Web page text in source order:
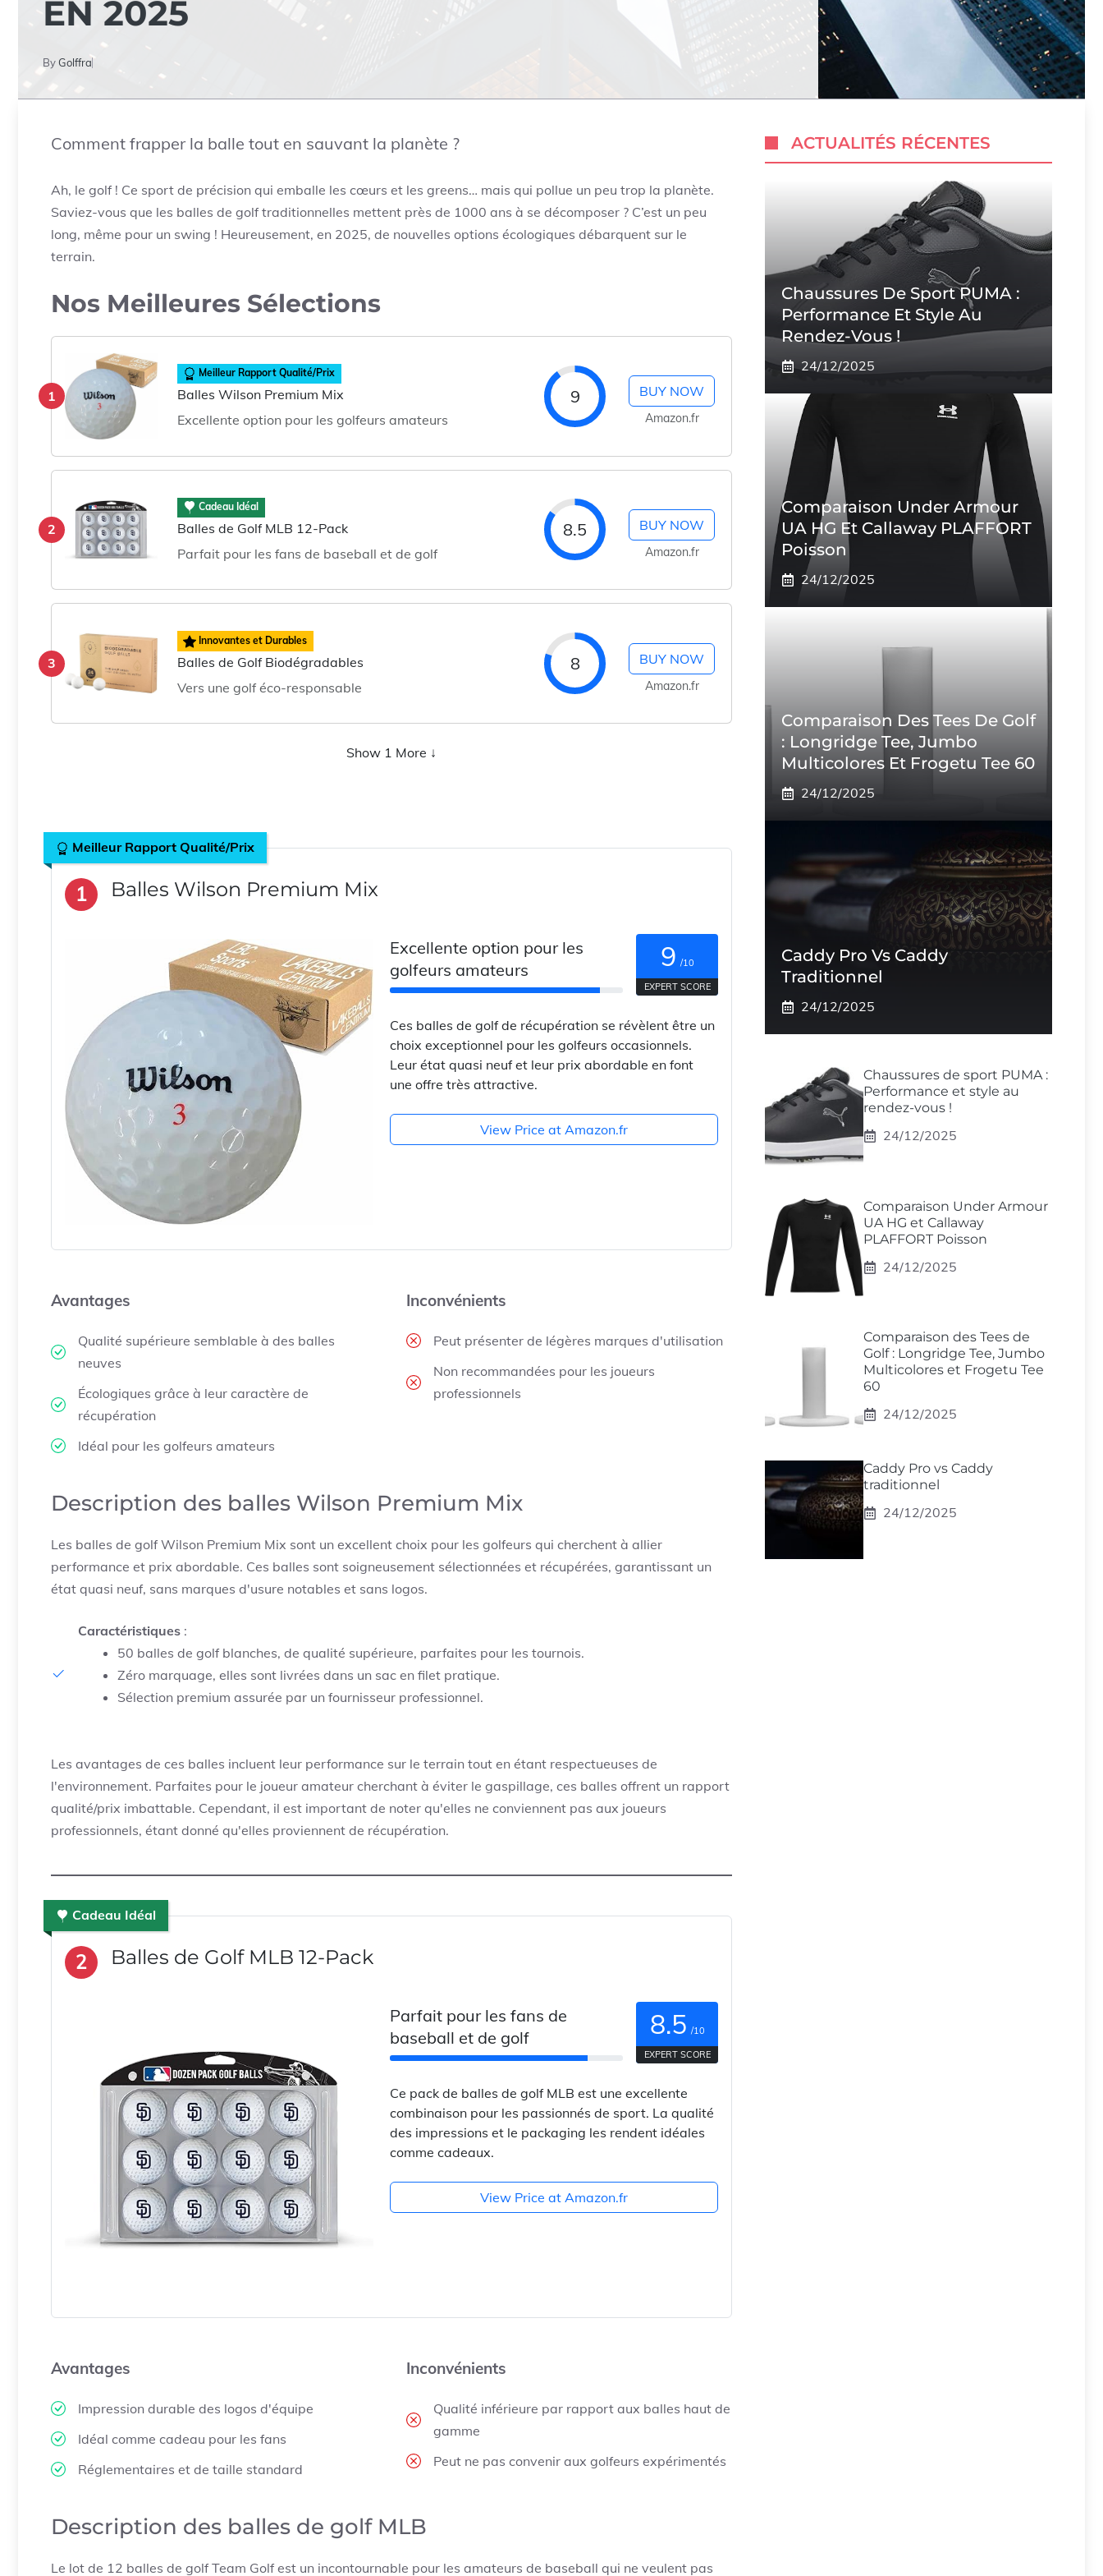
EN 2025
ByGolffra
Comment frapper la balle tout en sauvant la planète ?
Ah, le golf ! Ce sport de précision qui emballe les cœurs et les greens… mais qui pollue un peu trop la planète.
Saviez-vous que les balles de golf traditionnelles mettent près de 1000 ans à se décomposer ? C’est un peu
long, même pour un swing ! Heureusement, en 2025, de nouvelles options écologiques débarquent sur le
terrain.
Nos Meilleures Sélections
1
Meilleur Rapport Qualité/Prix
Balles Wilson Premium Mix
Excellente option pour les golfeurs amateurs
9 BUY NOW
Amazon.fr
2
Cadeau Idéal
Balles de Golf MLB 12-Pack
Parfait pour les fans de baseball et de golf
8.5 BUY NOW
Amazon.fr
3
Innovantes et Durables
Balles de Golf Biodégradables
Vers une golf éco-responsable
8 BUY NOW
Amazon.fr
Show 1 More ↓
Meilleur Rapport Qualité/Prix
1 Balles Wilson Premium Mix
Excellente option pour les
golfeurs amateurs
9 /10
EXPERT SCORE
Ces balles de golf de récupération se révèlent être un
choix exceptionnel pour les golfeurs occasionnels.
Leur état quasi neuf et leur prix abordable en font
une offre très attractive.
View Price at Amazon.fr
Avantages
Qualité supérieure semblable à des balles
neuves
Écologiques grâce à leur caractère de
récupération
Idéal pour les golfeurs amateurs
Inconvénients
Peut présenter de légères marques d'utilisation
Non recommandées pour les joueurs
professionnels
Description des balles Wilson Premium Mix
Les balles de golf Wilson Premium Mix sont un excellent choix pour les golfeurs qui cherchent à allier
performance et prix abordable. Ces balles sont soigneusement sélectionnées et récupérées, garantissant un
état quasi neuf, sans marques d'usure notables et sans logos.
Caractéristiques :
50 balles de golf blanches, de qualité supérieure, parfaites pour les tournois.
Zéro marquage, elles sont livrées dans un sac en filet pratique.
Sélection premium assurée par un fournisseur professionnel.
Les avantages de ces balles incluent leur performance sur le terrain tout en étant respectueuses de
l'environnement. Parfaites pour le joueur amateur cherchant à éviter le gaspillage, ces balles offrent un rapport
qualité/prix imbattable. Cependant, il est important de noter qu'elles ne conviennent pas aux joueurs
professionnels, étant donné qu'elles proviennent de récupération.
Cadeau Idéal
2 Balles de Golf MLB 12-Pack
Parfait pour les fans de
baseball et de golf
8.5 /10
EXPERT SCORE
Ce pack de balles de golf MLB est une excellente
combinaison pour les passionnés de sport. La qualité
des impressions et le packaging les rendent idéales
comme cadeaux.
View Price at Amazon.fr
Avantages
Impression durable des logos d'équipe
Idéal comme cadeau pour les fans
Réglementaires et de taille standard
Inconvénients
Qualité inférieure par rapport aux balles haut de
gamme
Peut ne pas convenir aux golfeurs expérimentés
Description des balles de golf MLB
Le lot de 12 balles de golf Team Golf est un incontournable pour les amateurs de baseball qui ne veulent pas
ACTUALITÉS RÉCENTES
Chaussures De Sport PUMA :
Performance Et Style Au
Rendez-Vous !
24/12/2025
Comparaison Under Armour
UA HG Et Callaway PLAFFORT
Poisson
24/12/2025
Comparaison Des Tees De Golf
: Longridge Tee, Jumbo
Multicolores Et Frogetu Tee 60
24/12/2025
Caddy Pro Vs Caddy
Traditionnel
24/12/2025
Chaussures de sport PUMA :
Performance et style au
rendez-vous !
24/12/2025
Comparaison Under Armour
UA HG et Callaway
PLAFFORT Poisson
24/12/2025
Comparaison des Tees de
Golf : Longridge Tee, Jumbo
Multicolores et Frogetu Tee
60
24/12/2025
Caddy Pro vs Caddy
traditionnel
24/12/2025